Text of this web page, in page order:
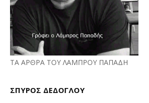
ΤΑ ΑΡΘΡΑ ΤΟΥ ΛΑΜΠΡΟΥ ΠΑΠΑΔΗ
ΣΠΥΡΟΣ ΔΕΔΟΓΛΟΥ